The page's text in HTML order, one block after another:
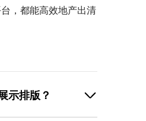
，都能高效地产出清
示排版？